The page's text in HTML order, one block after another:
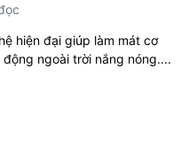
hiện đại giúp làm mát cơ
ngoài trời nắng nóng....